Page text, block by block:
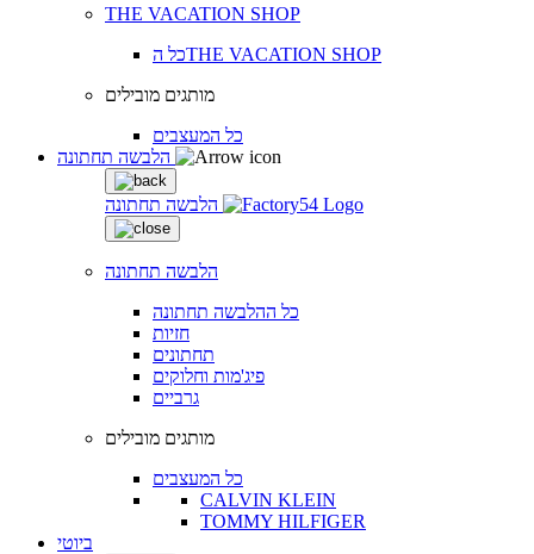
THE VACATION SHOP
כל הTHE VACATION SHOP
מותגים מובילים
כל המעצבים
הלבשה תחתונה
הלבשה תחתונה
כל ההלבשה תחתונה
חזיות
תחתונים
פיג'מות וחלוקים
גרביים
מותגים מובילים
כל המעצבים
CALVIN KLEIN
TOMMY HILFIGER
ביוטי